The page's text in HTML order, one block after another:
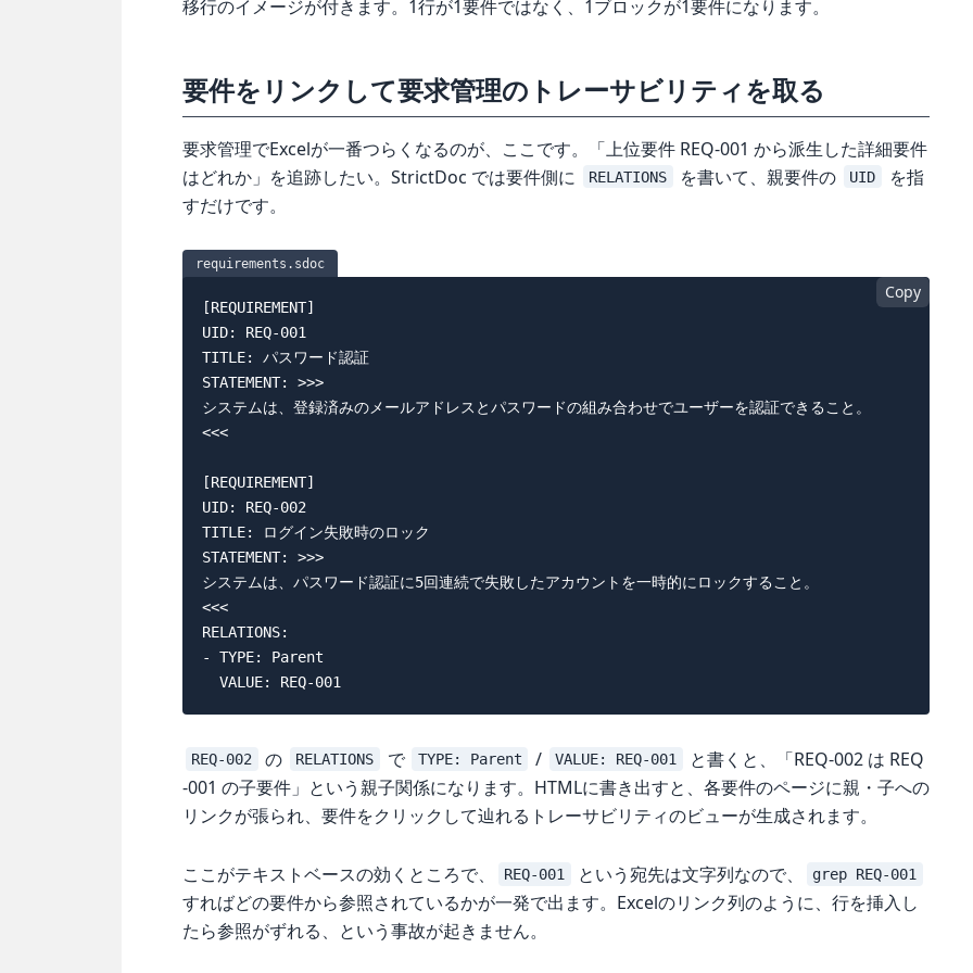
移行のイメージが付きます。1行が1要件ではなく、1ブロックが1要件になります。
要件をリンクして要求管理のトレーサビリティを取る
要求管理でExcelが一番つらくなるのが、ここです。「上位要件 REQ-001 から派生した詳細要件
はどれか」を追跡したい。StrictDoc では要件側に
RELATIONS を書いて、親要件の UID
を指
すだけです。
requirements.sdoc
Copy
[REQUIREMENT]
UID: REQ-001
TITLE: パスワード認証
STATEMENT: >>>
システムは、登録済みのメールアドレスとパスワードの組み合わせでユーザーを認証できること。
<<<
[REQUIREMENT]
UID: REQ-002
TITLE: ログイン失敗時のロック
STATEMENT: >>>
システムは、パスワード認証に5回連続で失敗したアカウントを一時的にロックすること。
<<<
RELATIONS:
- TYPE: Parent
  VALUE: REQ-001
REQ-002 の RELATIONS で TYPE: Parent / VALUE: REQ-001
と書くと、「REQ-002 は REQ
-001 の子要件」という親子関係になります。HTMLに書き出すと、各要件のページに親・子への
リンクが張られ、要件をクリックして辿れるトレーサビリティのビューが生成されます。
ここがテキストベースの効くところで、 REQ-001 という宛先は文字列なので、 grep REQ-001
すればどの要件から参照されているかが一発で出ます。Excelのリンク列のように、行を挿入し
たら参照がずれる、という事故が起きません。